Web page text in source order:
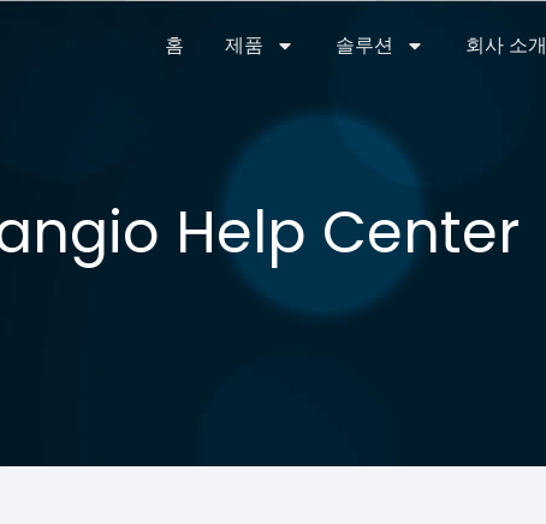
홈 제품 솔루션 회사 소개
Help Center